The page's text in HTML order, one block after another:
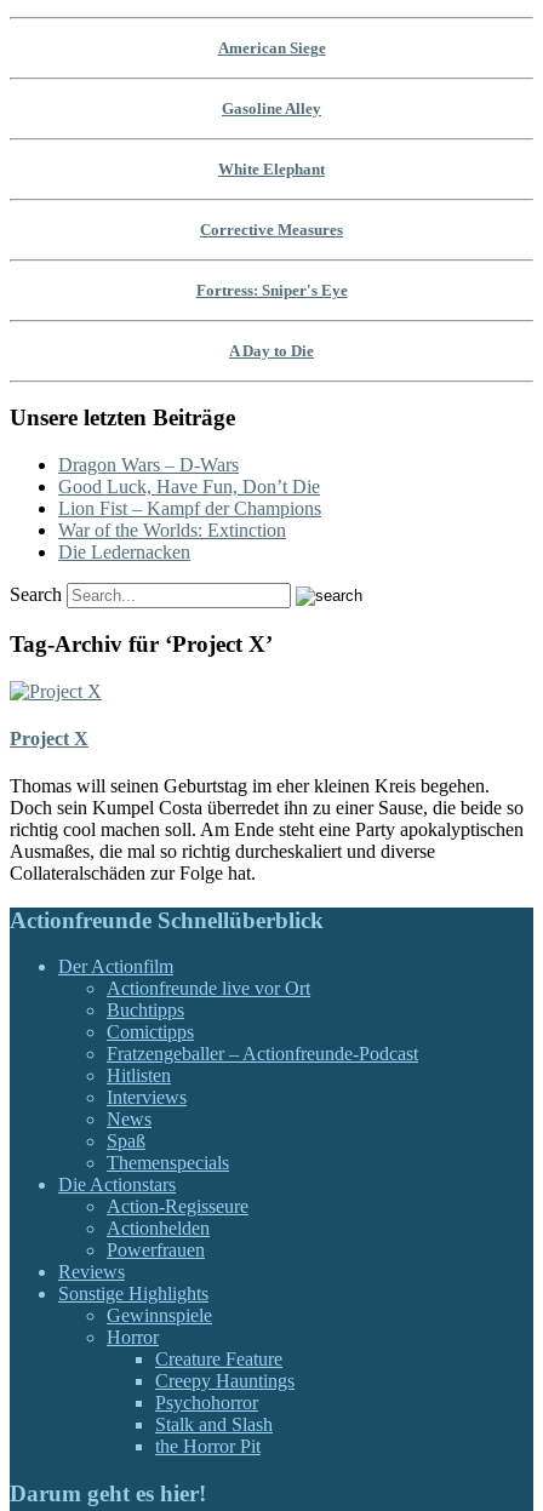
American Siege
Gasoline Alley
White Elephant
Corrective Measures
Fortress: Sniper's Eye
A Day to Die
Unsere letzten Beiträge
Dragon Wars – D-Wars
Good Luck, Have Fun, Don’t Die
Lion Fist – Kampf der Champions
War of the Worlds: Extinction
Die Ledernacken
Search
Tag-Archiv für ‘Project X’
Project X
Thomas will seinen Geburtstag im eher kleinen Kreis begehen.
Doch sein Kumpel Costa überredet ihn zu einer Sause, die beide so
richtig cool machen soll. Am Ende steht eine Party apokalyptischen
Ausmaßes, die mal so richtig durcheskaliert und diverse
Collateralschäden zur Folge hat.
Actionfreunde Schnellüberblick
Der Actionfilm
Actionfreunde live vor Ort
Buchtipps
Comictipps
Fratzengeballer – Actionfreunde-Podcast
Hitlisten
Interviews
News
Spaß
Themenspecials
Die Actionstars
Action-Regisseure
Actionhelden
Powerfrauen
Reviews
Sonstige Highlights
Gewinnspiele
Horror
Creature Feature
Creepy Hauntings
Psychohorror
Stalk and Slash
the Horror Pit
Darum geht es hier!